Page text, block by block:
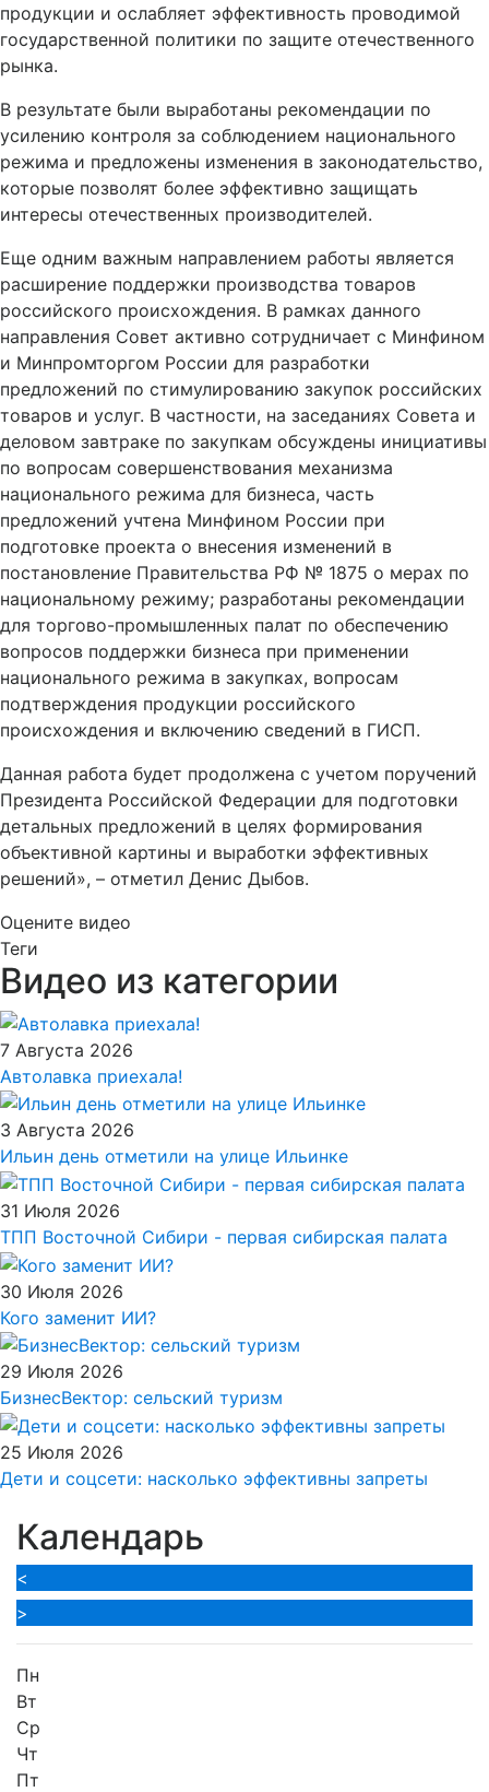
продукции и ослабляет эффективность проводимой
государственной политики по защите отечественного
рынка.
В результате были выработаны рекомендации по
усилению контроля за соблюдением национального
режима и предложены изменения в законодательство,
которые позволят более эффективно защищать
интересы отечественных производителей.
Еще одним важным направлением работы является
расширение поддержки производства товаров
российского происхождения. В рамках данного
направления Совет активно сотрудничает с Минфином
и Минпромторгом России для разработки
предложений по стимулированию закупок российских
товаров и услуг. В частности, на заседаниях Совета и
деловом завтраке по закупкам обсуждены инициативы
по вопросам совершенствования механизма
национального режима для бизнеса, часть
предложений учтена Минфином России при
подготовке проекта о внесения изменений в
постановление Правительства РФ № 1875 о мерах по
национальному режиму; разработаны рекомендации
для торгово-промышленных палат по обеспечению
вопросов поддержки бизнеса при применении
национального режима в закупках, вопросам
подтверждения продукции российского
происхождения и включению сведений в ГИСП.
Данная работа будет продолжена с учетом поручений
Президента Российской Федерации для подготовки
детальных предложений в целях формирования
объективной картины и выработки эффективных
решений», – отметил Денис Дыбов.
Оцените видео
Теги
Видео из категории
7 Августа 2026
Автолавка приехала!
3 Августа 2026
Ильин день отметили на улице Ильинке
31 Июля 2026
ТПП Восточной Сибири - первая сибирская палата
30 Июля 2026
Кого заменит ИИ?
29 Июля 2026
БизнесВектор: сельский туризм
25 Июля 2026
Дети и соцсети: насколько эффективны запреты
Календарь
<
>
Пн
Вт
Ср
Чт
Пт